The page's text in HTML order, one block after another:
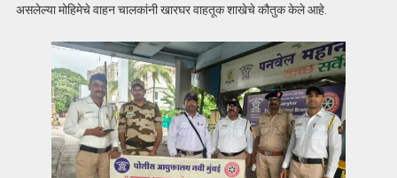
असलेल्या मोहिमेचे वाहन चालकांनी खारघर वाहतूक शाखेचे कौतुक केले आहे.